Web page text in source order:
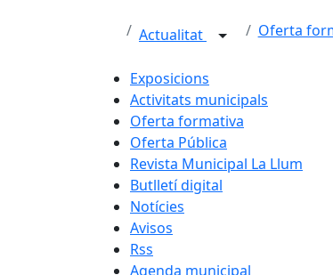
Actualitat Oferta
Exposicions
Activitats municipals
Oferta formativa
Oferta Pública
Revista Municipal La Llum
Butlletí digital
Notícies
Avisos
Rss
Agenda municipal